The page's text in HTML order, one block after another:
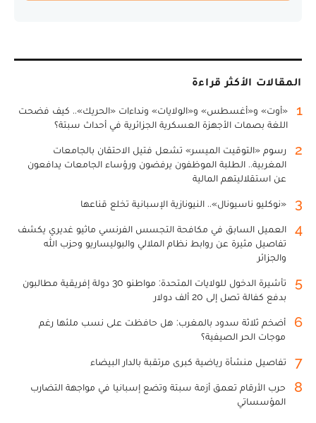
المقالات الأكثر قراءة
1
«أوت» و«أغسطس» و«الولايات» ونداءات «الحريك».. كيف فضحت
اللغة بصمات الأجهزة العسكرية الجزائرية في أحداث سبتة؟
2
رسوم «التوقيت الميسر» تشعل فتيل الاحتقان بالجامعات
المغربية.. الطلبة الموظفون يرفضون ورؤساء الجامعات يدافعون
عن استقلاليتهم المالية
3 «نوكليو ناسيونال».. النيونازية الإسبانية تخلع قناعها
4
العميل السابق في مكافحة التجسس الفرنسي ماثيو غديري يكشف
تفاصيل مثيرة عن روابط نظام الملالي والبوليساريو وحزب الله
والجزائر
5
تأشيرة الدخول للولايات المتحدة: مواطنو 30 دولة إفريقية مطالبون
بدفع كفالة تصل إلى 20 ألف دولار
6
أضخم ثلاثة سدود بالمغرب: هل حافظت على نسب ملئها رغم
موجات الحر الصيفية؟
7 تفاصيل منشأة رياضية كبرى مرتقبة بالدار البيضاء
8
حرب الأرقام تعمق أزمة سبتة وتضع إسبانيا في مواجهة التضارب
المؤسساتي